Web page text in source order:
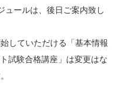
ュールは、後日ご案内致し
していただける「基本情報
試験合格講座」は変更はな